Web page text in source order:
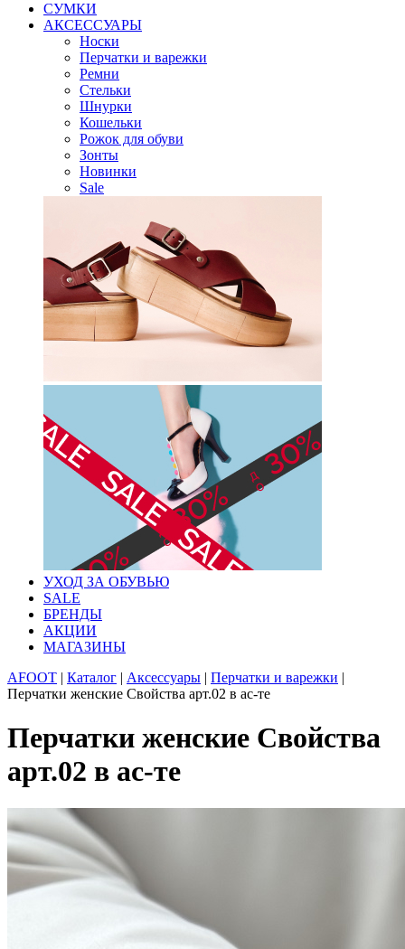
СУМКИ
АКСЕССУАРЫ
Носки
Перчатки и варежки
Ремни
Стельки
Шнурки
Кошельки
Рожок для обуви
Зонты
Новинки
Sale
УХОД ЗА ОБУВЬЮ
SALE
БРЕНДЫ
АКЦИИ
МАГАЗИНЫ
AFOOT | Каталог | Аксессуары | Перчатки и варежки |
Перчатки женские Свойства арт.02 в ас-те
Перчатки женские Свойства
арт.02 в ас-те